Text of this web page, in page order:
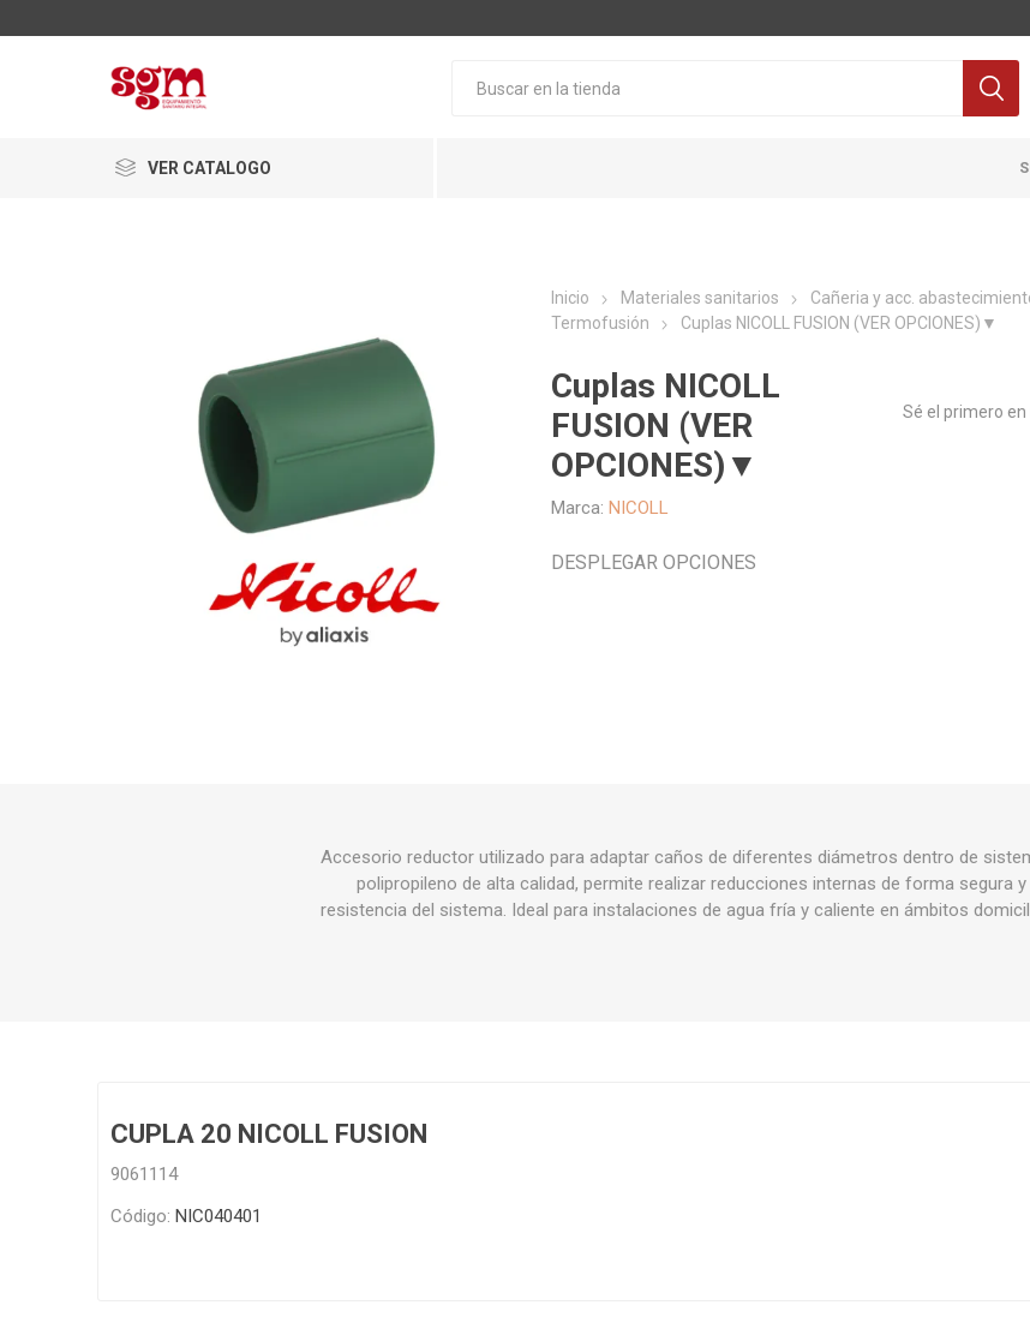
VER CATALOGO
Loza Sanitaria
Tapas para Inodoro
Cocina
Grifería
Piletas y mesadas
Inicio Materiales sanitarios
Cañeria y acc.
Termofusión
Cuplas NICOLL FUSION (VER OPCIONES)▼
Cuplas NICOLL
FUSION (VER
OPCIONES)▼
Marca: NICOLL
Sé el primero
DESPLEGAR OPCIONES
Accesorio reductor utilizado para adaptar caños de diferentes diámetros dentro de
polipropileno de alta calidad, permite realizar reducciones internas de forma segura
resistencia del sistema. Ideal para instalaciones de agua fría y caliente en ámbitos
CUPLA 20 NICOLL FUSION
9061114
Código: NIC040401